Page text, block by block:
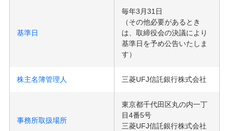
基準日
毎年3月31日
（その他必要があるとき
は、取締役会の決議により
基準日を予め公告いたしま
す）
株主名簿管理人 三菱UFJ信託銀行株式会社
事務所取扱場所
東京都千代田区丸の内一丁
目4番5号
三菱UFJ信託銀行株式会社